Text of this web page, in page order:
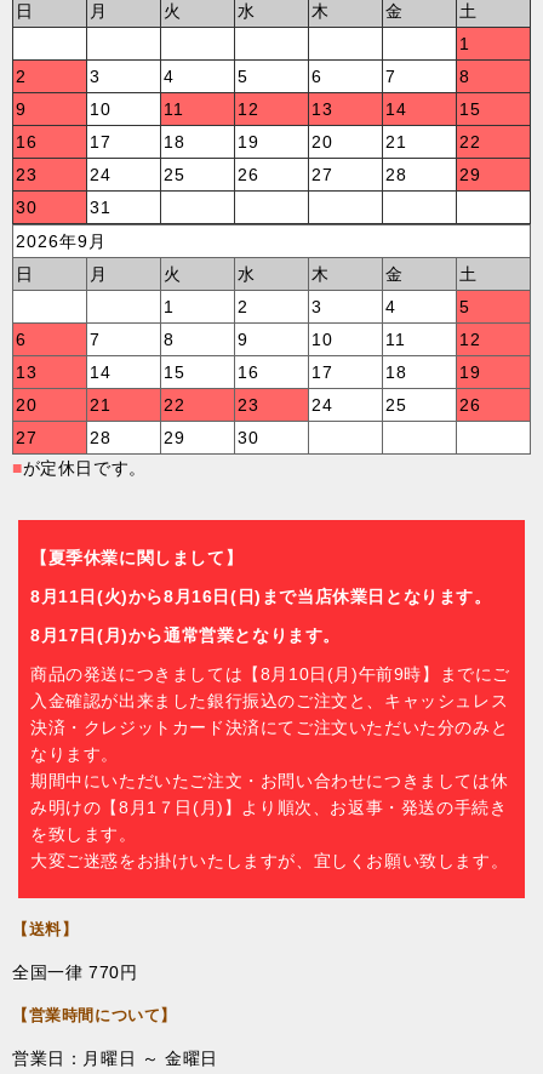
日
月 火 水 木 金
土
1
2
3 4 5 6 7
8
9
10 11 12 13 14
15
16
17 18 19 20 21
22
23
24 25 26 27 28
29
30
31
2026年9月
日
月 火 水 木 金
土
1
2 3 4
5
6
7 8 9 10 11
12
13
14 15 16 17 18
19
20
21 22 23 24 25
26
27
28 29
30
■が定休日です。
【夏季休業に関しまして】
8月11日(火)から8月16日(日)まで当店休業日となります。
8月17日(月)から通常営業となります。
商品の発送につきましては【8月10日(月)午前9時】までにご
入金確認が出来ました銀行振込のご注文と、キャッシュレス
決済・クレジットカード決済にてご注文いただいた分のみと
なります。
期間中にいただいたご注文・お問い合わせにつきましては休
み明けの【8月1７日(月)】より順次、お返事・発送の手続き
を致します。
大変ご迷惑をお掛けいたしますが、宜しくお願い致します。
【送料】
全国一律 770円
【営業時間について】
営業日：月曜日 ～ 金曜日